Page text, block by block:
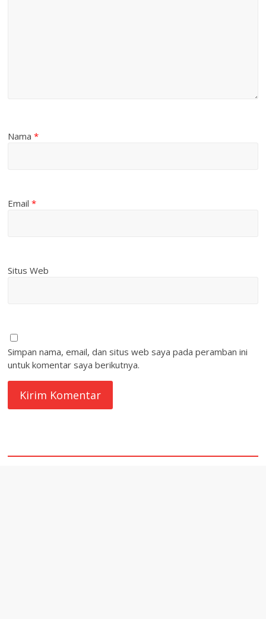
Nama*
Email*
Situs Web
Simpan nama, email, dan situs web saya pada peramban ini
untuk komentar saya berikutnya.